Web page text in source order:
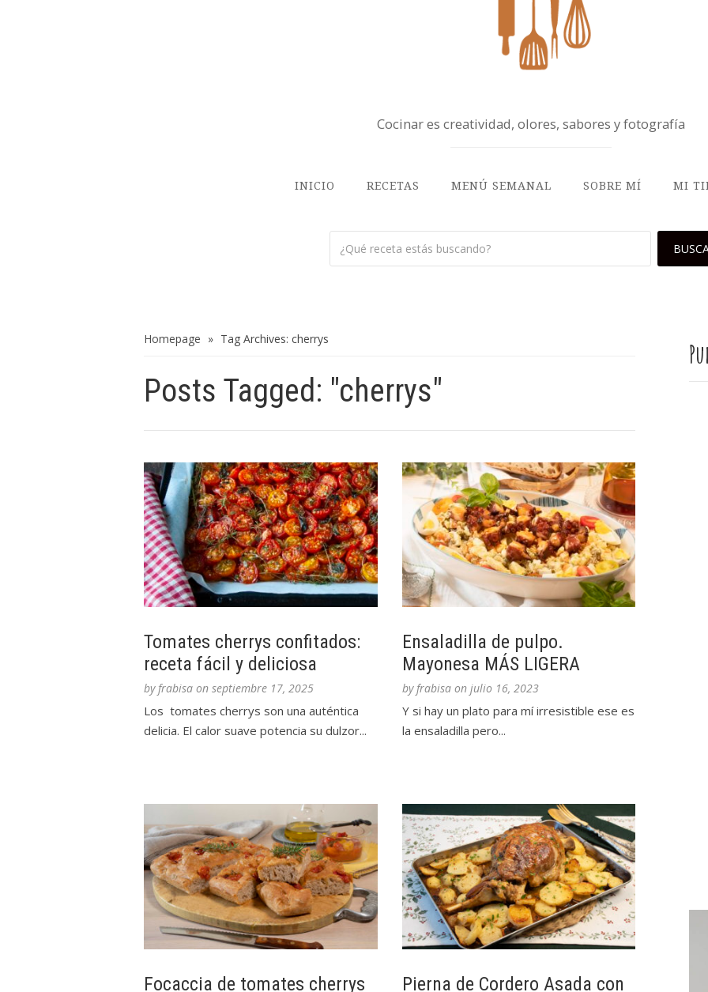
Cocinar es creatividad, olores, sabores y fotografía
INICIO RECETAS MENÚ SEMANAL SOBRE MÍ MI
Homepage » Tag Archives: cherrys
Posts Tagged: "cherrys"
Tomates cherrys confitados:
receta fácil y deliciosa
byfrabisa on septiembre 17, 2025
Los tomates cherrys son una auténtica
delicia. El calor suave potencia su dulzor...
Ensaladilla de pulpo.
Mayonesa MÁS LIGERA
byfrabisa on julio 16, 2023
Y si hay un plato para mí irresistible ese es
la ensaladilla pero...
Focaccia de tomates cherrys
Pierna de Cordero Asada con